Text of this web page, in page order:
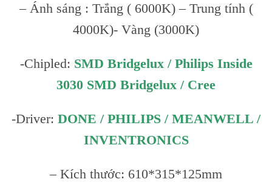
– Ánh sáng : Trắng ( 6000K) – Trung tính (
4000K)- Vàng (3000K)
-Chipled: SMD Bridgelux / Philips Inside
3030 SMD Bridgelux / Cree
-Driver: DONE / PHILIPS / MEANWELL /
INVENTRONICS
– Kích thước: 610*315*125mm